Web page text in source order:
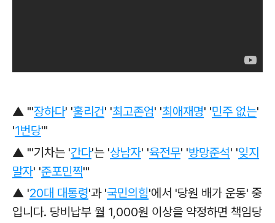
▲ "'장하다' '훌리건' '최고존엄' '최애재명' '민주 없는'
'1번당'"
▲ "'기차는 '간다'는 '상남자' '육전무' '방망준석' '잊지
말자' '준포민찍'"
▲ '20대 대통령'과 '국민의힘'에서 '당원 배가 운동' 중
입니다. 당비납부 월 1,000원 이상을 약정하면 책임당